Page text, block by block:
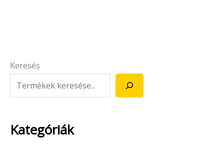
Keresés
Kategóriák